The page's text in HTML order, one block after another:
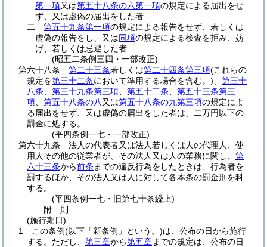
第一項又は第五十八条の六第一項の規定による届出をせ
ず、又は虚偽の届出をした者
二
第五十九条第一項の規定による報告をせず、若しくは
虚偽の報告をし、又は同項の規定による検査を拒み、妨
げ、若しくは忌避した者
(昭五二条例三四・一部改正)
第六十八条
第二十三条若しくは第二十四条第三項(これらの
規定を第三十二条において準用する場合を含む。)
第三十
八条
第三十九条第三項 第五十二条
第五十三条第三
項
第五十八条の八 又は第五十八条の九第三項の規定によ
る届出をせず、又は虚偽の届出をした者は、二万円以下の
罰金に処する。
(平四条例一七・一部改正)
第六十九条
法人の代表者又は法人若しくは人の代理人、使
用人その他の従業者が、その法人又は人の業務に関し、 第
六十三条から前条 までの違反行為をしたときは、行為者を
罰するほか、その法人又は人に対して各本条の罰金刑を科
する。
(平四条例一七・旧第七十条繰上)
附 則
(施行期日)
1
この条例(以下「新条例」という。)は、公布の日から施行
する。 ただし、 第三章から第五章までの規定は、公布の日